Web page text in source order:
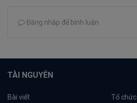
Đăng nhập để bình luận
TÀI NGUYÊN
Bài viết Tổ chức